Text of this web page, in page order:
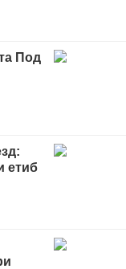
Под
етиб